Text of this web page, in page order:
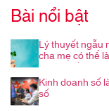
Bài nổi bật
Lý thuyết ngẫu
cha mẹ có thể
trình nghề nghiệp
Kinh doanh số
số